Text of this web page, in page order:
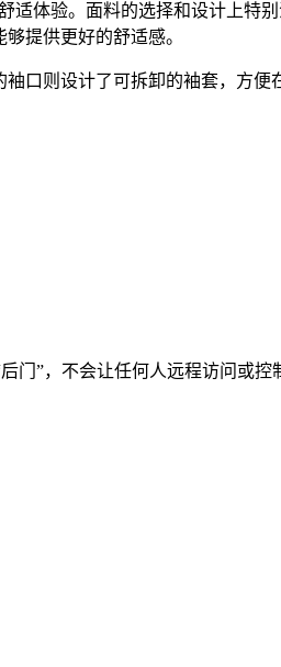
适体验。面料的选择和设计上特
提供更好的舒适感。
口则设计了可拆卸的袖套，方便
门”，不会让任何人远程访问或控